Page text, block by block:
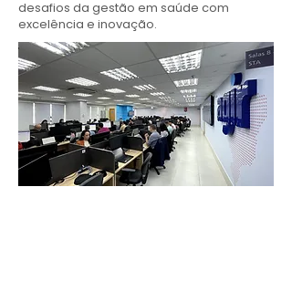
desafios da gestão em saúde com
excelência e inovação.